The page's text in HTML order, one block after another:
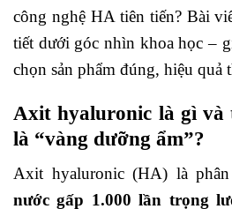
công nghệ HA tiên tiến? Bài
tiết dưới góc nhìn khoa học –
chọn sản phẩm đúng, hiệu quả
Axit hyaluronic là gì và
là “vàng dưỡng ẩm”?
Axit hyaluronic (HA) là
nước gấp 1.000 lần trọng